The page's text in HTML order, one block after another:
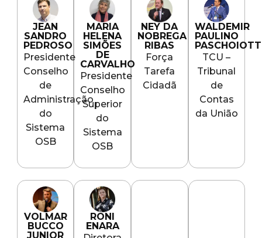
JEAN
SANDRO
PEDROSO
Presidente
Conselho
de
Administração
do
Sistema
OSB
MARIA
HELENA
SIMÕES
DE
CARVALHO
Presidente
Conselho
Superior
do
Sistema
OSB
NEY DA
NOBREGA
RIBAS
Força
Tarefa
Cidadã
WALDEMIR
PAULINO
TCU –
Tribunal
de
Contas
da União
VOLMAR
BUCCO
JUNIOR
RONI
ENARA